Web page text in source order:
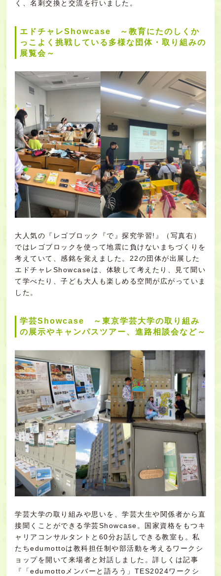
く、名刺交換と交流を行いました。
エドチャレShowcase ～教育にたのしくか
っこよく挑戦している多様な団体・取り組みの
展覧会～
大人気の『レゴブロック『で』探究学習!』（写真右）
では レゴブロックを使って地震に負けないまちづくりを
考えていて、感銘を覚えました。22の団体が出展した
エドチャレShowcaseは、 体験して考えたり、見て聞い
て学べたり、子ども大人も楽しめる空間が広がっていま
した。
学芸Showcase ～東京学芸大学の取り組み
の展示やキャンパスツアー、進路相談会など～
学芸大学の取り組みや思いを、学芸大生や関係者から直
接聞くことができる学芸Showcase。国家資格をもつキ
ャリアコンサルタントと60分お話しできる教室も。私
たちedumottoは教科担任制や部活動を考えるワークシ
ョップを開いて来場者と対話しました。詳しくは記事
『「edumottoメンバーと語ろう」TES2024ワークシ